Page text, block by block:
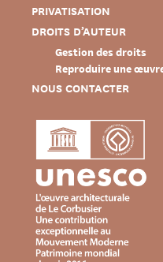
PRIVATISATION
DROITS D’AUTEUR
Gestion des droits
Reproduire une
NOUS CONTACTER